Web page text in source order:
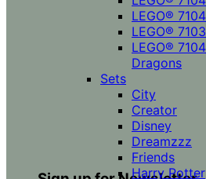
LEGO®
LEGO®
LEGO®
Dragons
Sets
City
Creator
Disney
Dreamzzz
Friends
Harry Potter